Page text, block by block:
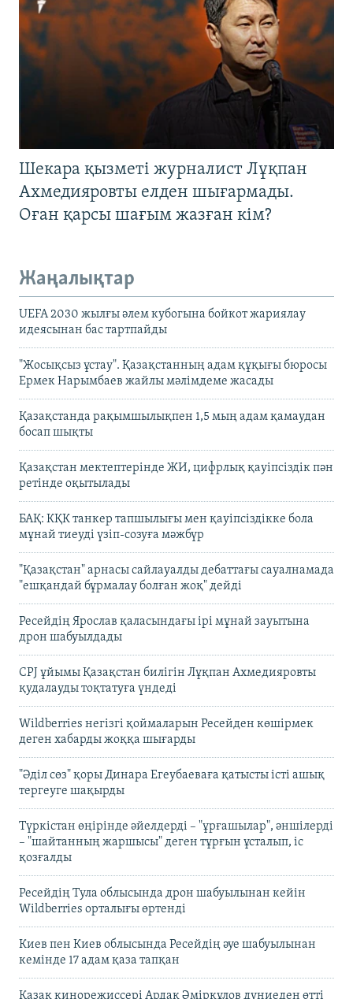
Шекара қызметі журналист Лұқпан
Ахмедияровты елден шығармады.
Оған қарсы шағым жазған кім?
Жаңалықтар
UEFA 2030 жылғы әлем кубогына бойкот жариялау
идеясынан бас тартпайды
"Жосықсыз ұстау". Қазақстанның адам құқығы бюросы
Ермек Нарымбаев жайлы мәлімдеме жасады
Қазақстанда рақымшылықпен 1,5 мың адам қамаудан
босап шықты
Қазақстан мектептерінде ЖИ, цифрлық қауіпсіздік пән
ретінде оқытылады
БАҚ: КҚК танкер тапшылығы мен қауіпсіздікке бола
мұнай тиеуді үзіп-созуға мәжбүр
"Қазақстан" арнасы сайлауалды дебаттағы сауалнамада
"ешқандай бұрмалау болған жоқ" дейді
Ресейдің Ярослав қаласындағы ірі мұнай зауытына
дрон шабуылдады
CPJ ұйымы Қазақстан билігін Лұқпан Ахмедияровты
қудалауды тоқтатуға үндеді
Wildberries негізгі қоймаларын Ресейден көшірмек
деген хабарды жоққа шығарды
"Әділ сөз" қоры Динара Егеубаеваға қатысты істі ашық
тергеуге шақырды
Түркістан өңірінде әйелдерді – "ұрғашылар", әншілерді
– "шайтанның жаршысы" деген тұрғын ұсталып, іс
қозғалды
Ресейдің Тула облысында дрон шабуылынан кейін
Wildberries орталығы өртенді
Киев пен Киев облысында Ресейдің әуе шабуылынан
кемінде 17 адам қаза тапқан
Қазақ кинорежиссері Ардақ Әмірқұлов дүниеден өтті